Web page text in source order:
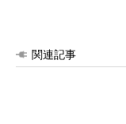
関連記事